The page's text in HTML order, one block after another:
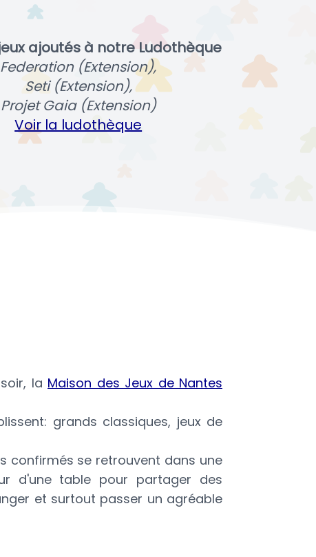
ajoutés à notre Ludothèque
Federation (Extension),
Seti (Extension),
Projet Gaia (Extension)
Voir la ludothèque
la Maison des Jeux de Nantes
grands classiques, jeux de
confirmés se retrouvent dans une
d'une table pour partager des
et surtout passer un agréable